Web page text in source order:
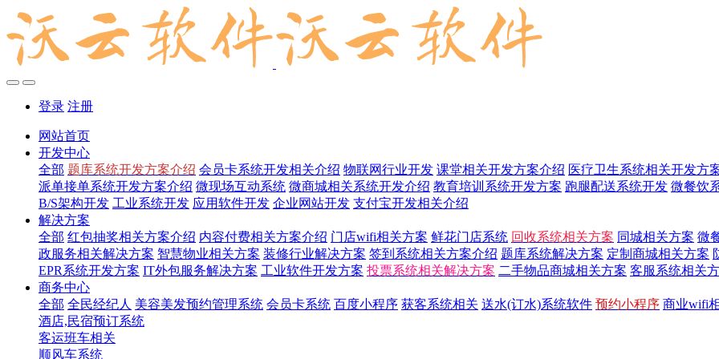
登录 注册
网站首页
开发中心
全部 题库系统开发方案介绍 会员卡系统开发相关介绍 物联网行业开发 课堂相关开发方案介绍 医疗卫生系统相关开发方
派单接单系统开发方案介绍 微现场互动系统 微商城相关系统开发介绍 教育培训系统开发方案 跑腿配送系统开发 微餐饮
B/S架构开发 工业系统开发 应用软件开发 企业网站开发 支付宝开发相关介绍
解决方案
全部 红包抽奖相关方案介绍 内容付费相关方案介绍 门店wifi相关方案 鲜花门店系统 回收系统相关方案 同城相关方案 微
政服务相关解决方案 智慧物业相关方案 装修行业解决方案 签到系统相关方案介绍 题库系统解决方案 定制商城相关方案
EPR系统开发方案 IT外包服务解决方案 工业软件开发方案 投票系统相关解决方案 二手物品商城相关方案 客服系统相关
商务中心
全部 全民经纪人 美容美发预约管理系统 会员卡系统 百度小程序 获客系统相关 送水(订水)系统软件 预约小程序 商业wifi
酒店,民宿预订系统
客运班车相关
顺风车系统